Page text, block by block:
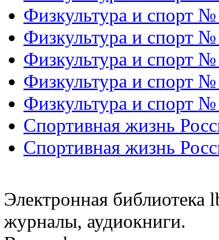
Физкультура и спорт
Физкультура и спорт
Физкультура и спорт
Физкультура и спорт
Физкультура и спорт
Спортивная жизнь
Спортивная жизнь
Электронная библиотека
журналы, аудиокниги.